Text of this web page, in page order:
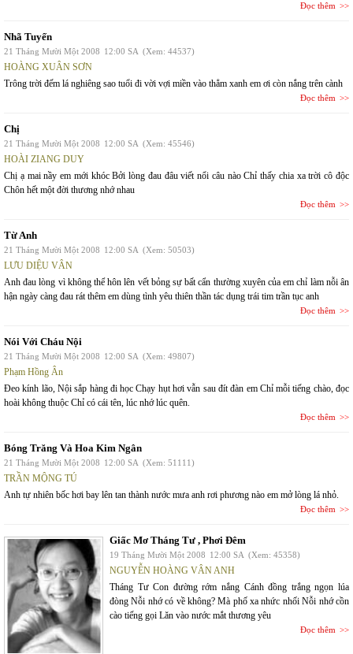
Đọc thêm
Nhã Tuyến
21 Tháng Mười Một 2008 12:00 SA (Xem: 44537)
HOÀNG XUÂN SƠN
Trông trời đếm lá nghiêng sao tuổi đi vời vợi miền vào thẳm xanh em ơi còn nắng trên cành
Đọc thêm
Chị
21 Tháng Mười Một 2008 12:00 SA (Xem: 45546)
HOÀI ZIANG DUY
Chị ạ mai nầy em mới khóc Bởi lòng đau đâu viết nổi câu nào Chỉ thấy chia xa trời cô độc
Chôn hết một đời thương nhớ nhau
Đọc thêm
Từ Anh
21 Tháng Mười Một 2008 12:00 SA (Xem: 50503)
LƯU DIỆU VÂN
Anh đau lòng vì không thể hôn lên vết bỏng sự bất cẩn thường xuyên của em chỉ làm nỗi ân
hận ngày càng đau rát thêm em dùng tình yêu thiên thần tác dụng trái tim trần tục anh
Đọc thêm
Nói Với Cháu Nội
21 Tháng Mười Một 2008 12:00 SA (Xem: 49807)
Phạm Hồng Ân
Đeo kính lão, Nội sắp hàng đi học Chạy hụt hơi vẫn sau đít đàn em Chỉ mỗi tiếng chào, đọc
hoài không thuộc Chỉ có cái tên, lúc nhớ lúc quên.
Đọc thêm
Bóng Trăng Và Hoa Kim Ngân
21 Tháng Mười Một 2008 12:00 SA (Xem: 51111)
TRẦN MỘNG TÚ
Anh tự nhiên bốc hơi bay lên tan thành nước mưa anh rơi phương nào em mở lòng lá nhỏ.
Đọc thêm
Giấc Mơ Tháng Tư , Phơi Đêm
19 Tháng Mười Một 2008 12:00 SA (Xem: 45358)
NGUYỄN HOÀNG VÂN ANH
Tháng Tư Con đường rớm nắng Cánh đồng trắng ngọn lúa
đòng Nỗi nhớ có về không? Mà phố xa nhức nhối Nỗi nhớ cồn
cào tiếng gọi Lăn vào nước mắt thương yêu
Đọc thêm